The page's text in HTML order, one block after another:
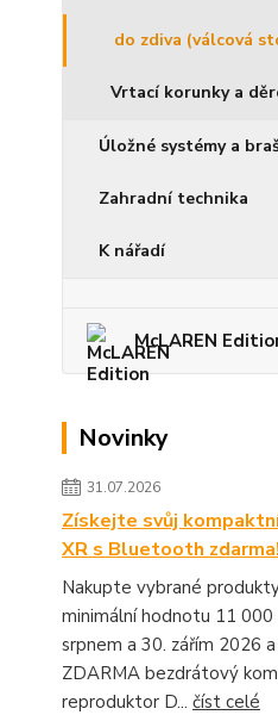
do zdiva (válcová
Vrtací korunky a
Úložné systémy a
Zahradní technika
K nářadí
McLAREN
Novinky
31.07.2026
Získejte svůj
XR s Bluetooth zdarma!
Nakupte vybrané
minimální hodnotu 11 000
srpnem a 30. zářím 2026
ZDARMA bezdrátový
reproduktor D... číst celé